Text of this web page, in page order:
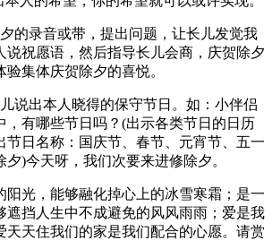
录音或带，提出问题，让长儿发觉我
说祝愿语，然后指导长儿会商，庆贺除夕
集体庆贺除夕的喜悦。
出本人晓得的保守节日。如：小伴侣
，有哪些节日吗？(出示各类节日的日历
节日名称：国庆节、春节、元宵节、五一
)今天呀，我们次要来进修除夕。
光，能够融化掉心上的冰雪寒霜；是一
遮挡人生中不成避免的风风雨雨；爱是我
天天住我们的家是我们配合的心愿。请赏